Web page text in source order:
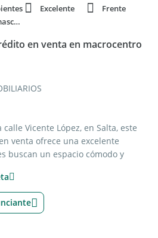
Excelente
Frente
Per. mascota
en venta en macrocentro
Vicente López, en Salta, este
venta ofrece una excelente
buscan un espacio cómodo y
luz natural y vistas
total de 60 m2, todos ellos
se compone de 2 ambientes: un
al aire libre.